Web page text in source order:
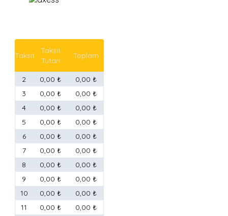
Taksit
Taksit
Tutarı
Toplam
2 0,00 ₺
0,00 ₺
3
0,00 ₺
0,00 ₺
4
0,00 ₺
0,00 ₺
5
0,00 ₺
0,00 ₺
6
0,00 ₺
0,00 ₺
7
0,00 ₺
0,00 ₺
8
0,00 ₺
0,00 ₺
9
0,00 ₺
0,00 ₺
10
0,00 ₺
0,00 ₺
11
0,00 ₺
0,00 ₺